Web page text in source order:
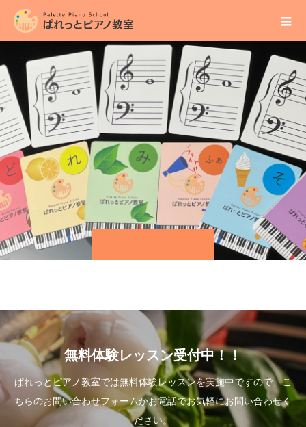
無料体験レッスン受付中！！
ぱれっとピアノ教室では無料体験レッスンを実施中ですので、こ
ちらのお問い合わせフォームかお電話でお気軽にお問い合わせく
ださい。